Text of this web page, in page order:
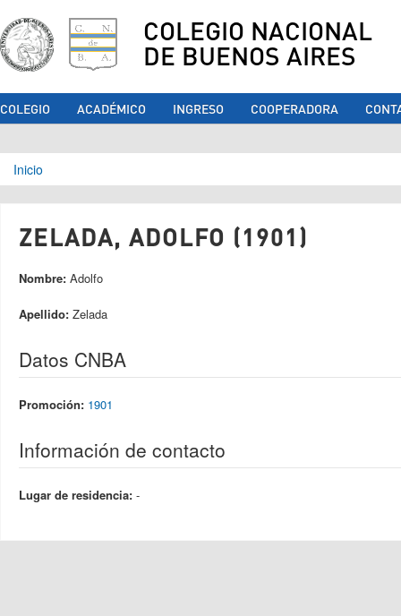
COLEGIO NACIONAL
DE BUENOS AIRES
COLEGIO ACADÉMICO INGRESO COOPERADORA
Se encuentra usted aquí
Inicio
ZELADA, ADOLFO (1901)
Nombre: Adolfo
Apellido: Zelada
Datos CNBA
Promoción: 1901
Información de contacto
Lugar de residencia: -